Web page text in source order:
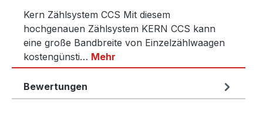
Kern Zählsystem CCS Mit diesem
hochgenauen Zählsystem KERN CCS kann
eine große Bandbreite von Einzelzählwaagen
kostengünsti… Mehr
Bewertungen